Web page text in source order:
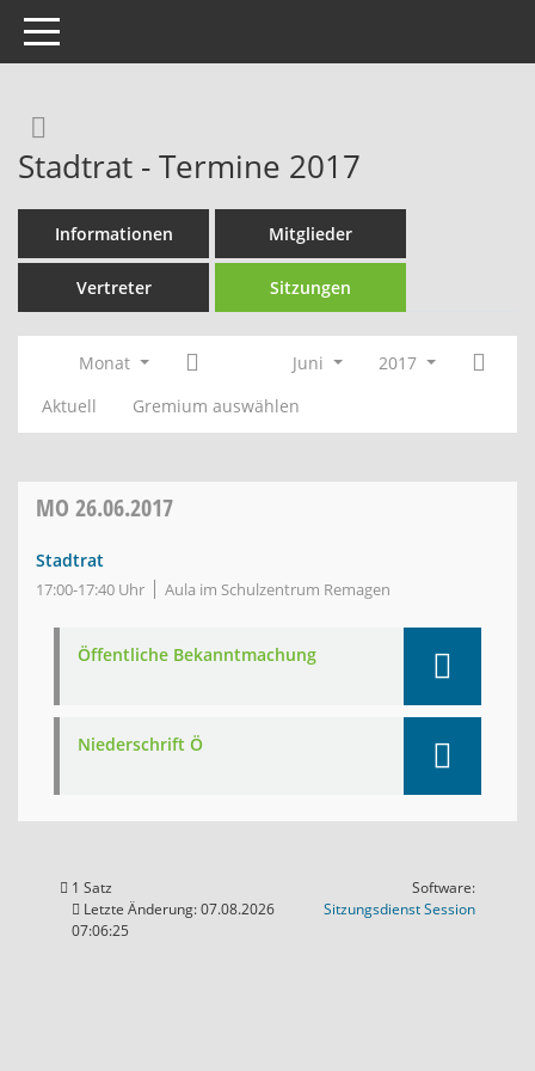
Toggle navigation
Stadtrat - Termine 2017
Informationen Mitglieder
Vertreter Sitzungen
Monat Juni
2017
Aktuell
Gremium auswählen
MO 26.06.2017
Stadtrat
17:00-17:40 Uhr Aula im Schulzentrum Remagen
Öffentliche Bekanntmachung
Niederschrift Ö
1 Satz
Letzte Änderung: 07.08.2026
07:06:25
Software:
SitzungsdienstSession(Wird in